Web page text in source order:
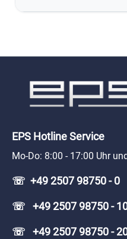
EPS Hotline Service
Mo-Do: 8:00 - 17:00 Uhr
☏ +49 2507 98750 -
☏ +49 2507 98750 -
☏ +49 2507 98750 -